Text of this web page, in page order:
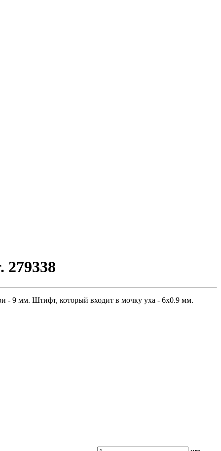
- 9 мм. Штифт, который входит в мочку уха - 6х0.9 мм.